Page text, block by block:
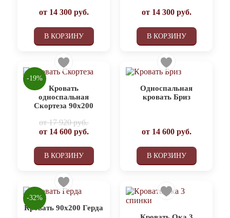
от 14 300руб.
В КОРЗИНУ
от 14 300руб.
В КОРЗИНУ
Кровать
односпальная
Скортеза 90х200
от17 920 руб.
от 14 600руб.
В КОРЗИНУ
-19%
Односпальная
кровать Бриз
от 14 600руб.
В КОРЗИНУ
Кровать 90х200 Герда
-32%